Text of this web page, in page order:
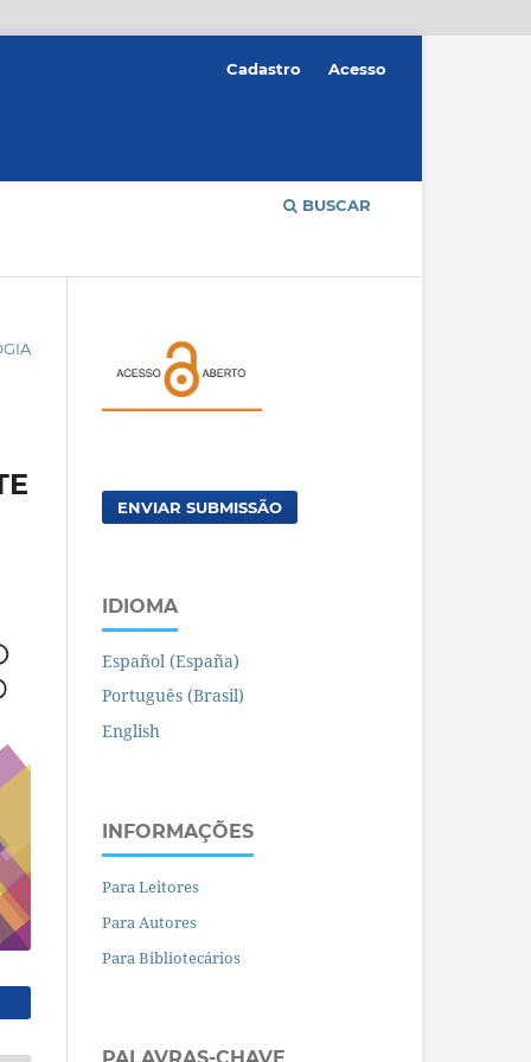
BUSCAR
Cadastro Acesso
ENVIAR SUBMISSÃO
IDIOMA
Español (España)
Português (Brasil)
English
INFORMAÇÕES
Para Leitores
Para Autores
Para Bibliotecários